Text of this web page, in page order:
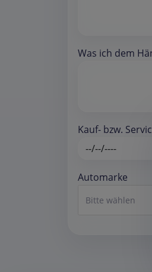
Was ich dem
Kauf- bzw.
Automarke
Bitte wählen